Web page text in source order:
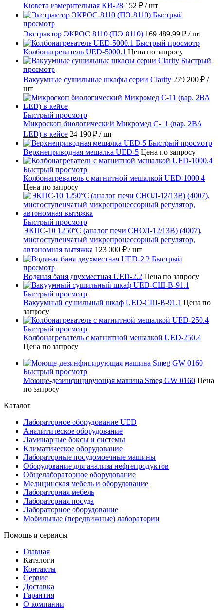
Кювета измерительная КИ-28 152 ₽ / шт
Быстрый
просмотр
Экстрактор ЭКРОС-8110 (ПЭ-8110) 169 489.99 ₽ / шт
Быстрый просмотр
Колбонагреватель UED-5000.1 Цена по запросу
Быстрый
просмотр
Вакуумные сушильные шкафы серии Clarity 279 200 ₽ /
шт
Быстрый просмотр
Микроскоп биологический Микромед С-11 (вар. 2ВА
LED) в кейсе 24 190 ₽ / шт
Быстрый просмотр
Верхнеприводная мешалка UED-5 Цена по запросу
Быстрый просмотр
Колбонагреватель с магнитной мешалкой UED-1000.4
Цена по запросу
Быстрый просмотр
ЭКПС-10 1250°С (аналог печи СНОЛ-12/13В) (4007),
многоступенчатый микропроцессорный регулятор,
автономная вытяжка 123 000 ₽ / шт
Быстрый
просмотр
Водяная баня двухместная UED-2.2 Цена по запросу
Быстрый просмотр
Вакуумный сушильный шкаф UED-СШ-В-91.1 Цена по
запросу
Быстрый просмотр
Колбонагреватель с магнитной мешалкой UED-250.4
Цена по запросу
Быстрый просмотр
Моюще-дезинфицирующая машина Smeg GW 0160 Цена
по запросу
Каталог
Лабораторное оборудование UED
Аналитическое оборудование
Ламинарные боксы и системы
Климатическое оборудование
Лабораторные посудомоечные машины
Оборудование для анализа нефтепродуктов
Общелабораторное оборудование
Медицинская мебель и оборудование
Лабораторная мебель
Лабораторная посуда
Лабораторное оборудование
Мобильные (передвижные) лаборатории
Помощь и сервисы
Главная
Каталоги
Контакты
Сервис
Доставка
Гарантия
О компании